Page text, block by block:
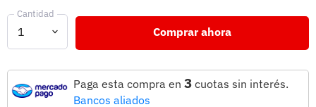
Cantidad
Comprar ahora
Paga esta compra en 3 cuotas sin interés.
Bancos aliados